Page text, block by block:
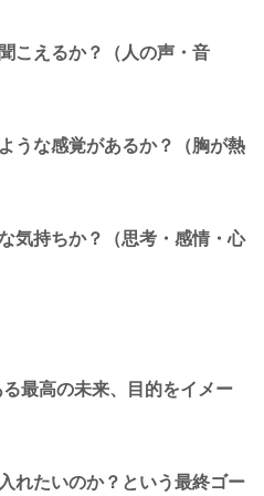
こえるか？（人の声・音
うな感覚があるか？（胸が熱
気持ちか？（思考・感情・心
最高の未来、目的をイメー
れたいのか？という最終ゴー